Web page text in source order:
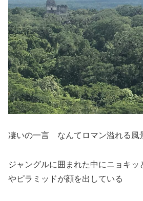
凄いの一言 なんてロマン溢れる風
ジャングルに囲まれた中にニョキ
やピラミッドが顔を出している